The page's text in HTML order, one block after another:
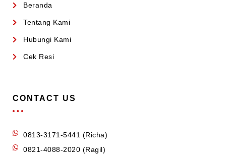
Beranda
Tentang Kami
Hubungi Kami
Cek Resi
CONTACT US
0813-3171-5441 (Richa)
0821-4088-2020 (Ragil)